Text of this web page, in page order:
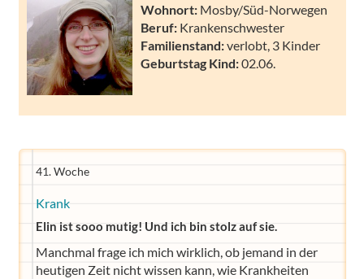
Wohnort: Mosby/Süd-Norwegen
Beruf: Krankenschwester
Familienstand:verlobt, 3 Kinder
Geburtstag Kind:02.06.
41. Woche
Krank
Elin ist sooo mutig! Und ich bin stolz auf sie.
Manchmal frage ich mich wirklich, ob jemand in der
heutigen Zeit nicht wissen kann, wie Krankheiten